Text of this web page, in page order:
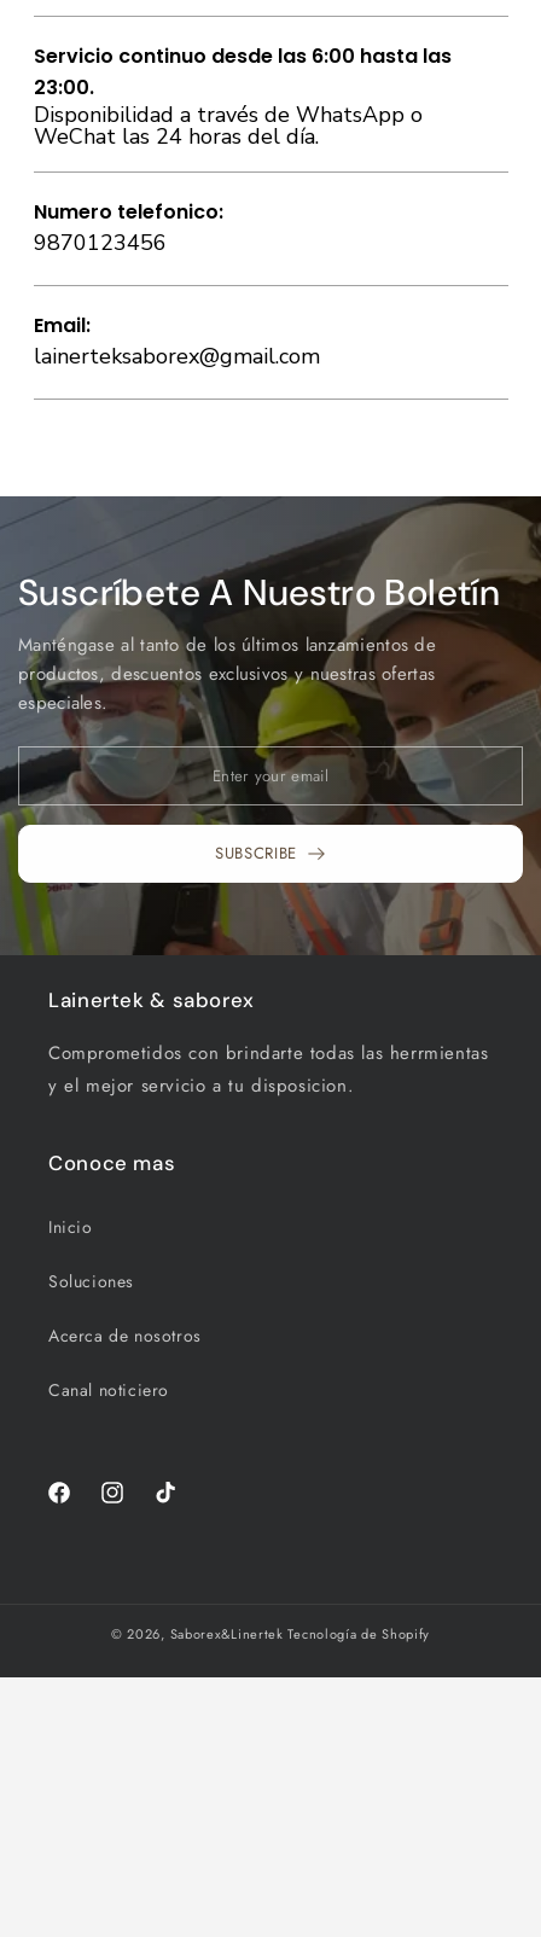
Servicio continuo desde las 6:00 hasta las
23:00.
Disponibilidad a través de WhatsApp o
WeChat las 24 horas del día.
Numero telefonico:
9870123456
Email:
lainerteksaborex@gmail.com
Suscríbete A Nuestro Boletín
Manténgase al tanto de los últimos lanzamientos de
productos, descuentos exclusivos y nuestras ofertas
especiales.
SUBSCRIBE
Lainertek & saborex
Comprometidos con brindarte todas las herrmientas
y el mejor servicio a tu disposicion.
Conoce mas
Inicio
Soluciones
Acerca de nosotros
Canal noticiero
FacebookInstagramTikTok
© 2026, Saborex&Linertek Tecnología de Shopify